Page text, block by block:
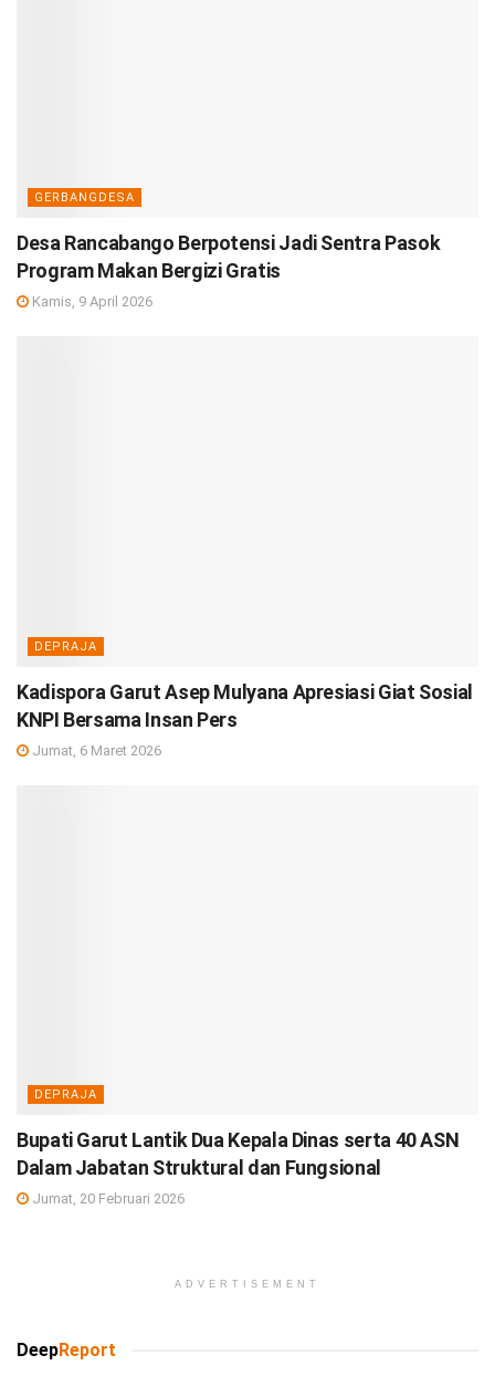
GERBANGDESA
Desa Rancabango Berpotensi Jadi Sentra Pasok
Program Makan Bergizi Gratis
Kamis, 9 April 2026
DEPRAJA
Kadispora Garut Asep Mulyana Apresiasi Giat Sosial
KNPI Bersama Insan Pers
Jumat, 6 Maret 2026
DEPRAJA
Bupati Garut Lantik Dua Kepala Dinas serta 40 ASN
Dalam Jabatan Struktural dan Fungsional
Jumat, 20 Februari 2026
ADVERTISEMENT
DeepReport